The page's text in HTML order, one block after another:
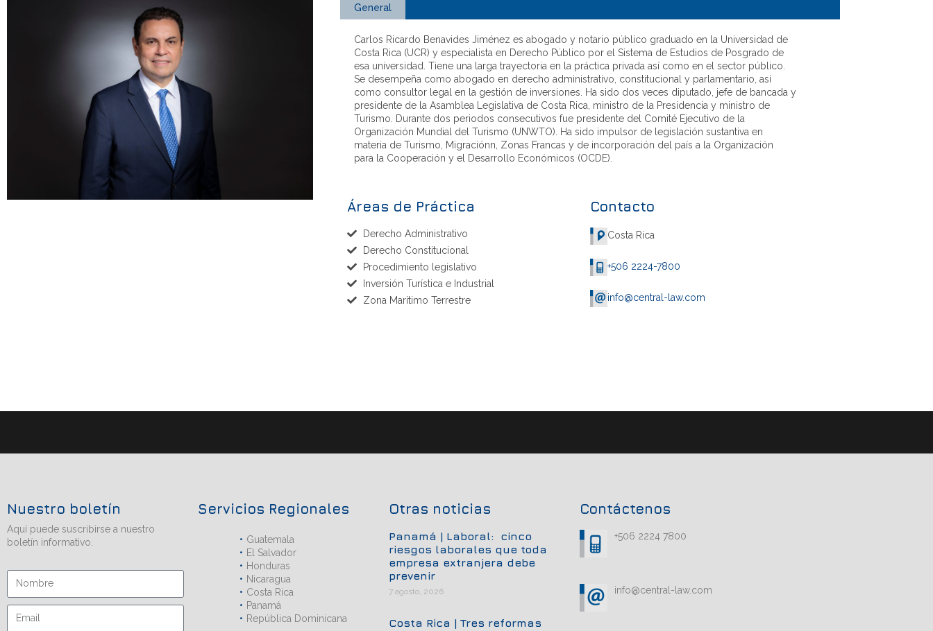
General
Carlos Ricardo Benavides Jiménez es abogado y notario público graduado en la Universidad de
Costa Rica (UCR) y especialista en Derecho Público por el Sistema de Estudios de Posgrado de
esa universidad. Tiene una larga trayectoria en la práctica privada así como en el sector público.
Se desempeña como abogado en derecho administrativo, constitucional y parlamentario, así
como consultor legal en la gestión de inversiones. Ha sido dos veces diputado, jefe de bancada y
presidente de la Asamblea Legislativa de Costa Rica, ministro de la Presidencia y ministro de
Turismo. Durante dos periodos consecutivos fue presidente del Comité Ejecutivo de la
Organización Mundial del Turismo (UNWTO). Ha sido impulsor de legislación sustantiva en
materia de Turismo, Migraciónn, Zonas Francas y de incorporación del país a la Organización
para la Cooperación y el Desarrollo Económicos (OCDE).
Áreas de Práctica
Derecho Administrativo
Derecho Constitucional
Procedimiento legislativo
Inversión Turística e Industrial
Zona Marítimo Terrestre
Contacto
Costa Rica
+506 2224-7800
info@central-law.com
Nuestro boletín
Aquí puede suscribirse a nuestro
boletín informativo.
Servicios Regionales
Guatemala
El Salvador
Honduras
Nicaragua
Costa Rica
Panamá
República Dominicana
Otras noticias
Panamá | Laboral: cinco
riesgos laborales que toda
empresa extranjera debe
prevenir
7 agosto, 2026
Costa Rica | Tres reformas
Contáctenos
+506 2224 7800
info@central-law.com